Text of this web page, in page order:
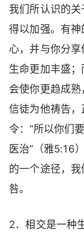
我们所认识的
得以加强。有
心，并与你分
生命更加丰盛；
会使你更趋成
信徒为他祷告
令：“所以你们
医治”（雅5:16
的一个途径，
咎。
2．相交是一种